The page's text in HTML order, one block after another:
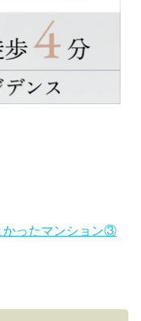
かったマンション③